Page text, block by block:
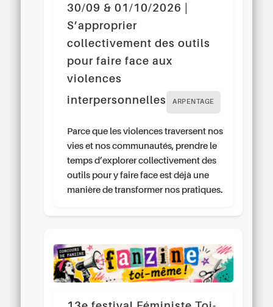
30/09 & 01/10/2026 |
S’approprier
collectivement des outils
pour faire face aux
violences
interpersonnelles
ARPENTAGE
Parce que les violences traversent nos
vies et nos communautés, prendre le
temps d’explorer collectivement des
outils pour y faire face est déjà une
manière de transformer nos pratiques.